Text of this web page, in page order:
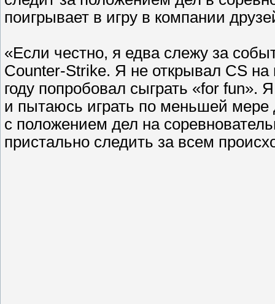
поигрывает в игру в компании
«Если честно, я едва слежу за
Counter-Strike. Я не открывал CS на
году попробовал сыграть «for fun».
и пытаюсь играть по меньшей
с положением дел на
пристально следить за всем